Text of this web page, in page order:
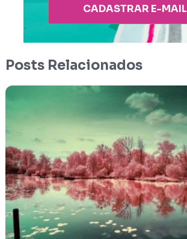
CADASTRAR E-MAIL
Posts Relacionados